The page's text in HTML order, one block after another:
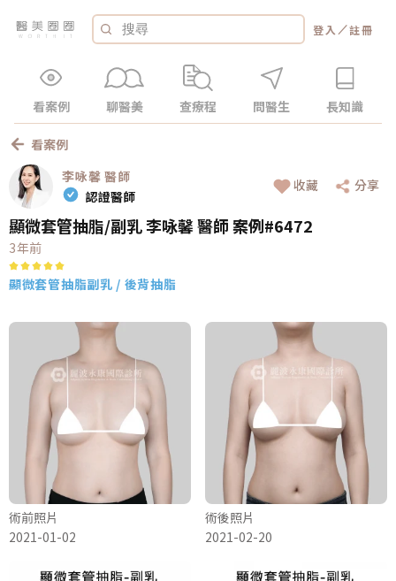
登入 ／註冊
看案例 聊醫美 查療程 問醫生 長知識
看案例
李咏馨 醫師
認證醫師
收藏 分享
顯微套管抽脂/副乳 李咏馨 醫師 案例#6472
3年前
顯微套管抽脂副乳 / 後背抽脂
術前照片
2021-01-02
術後照片
2021-02-20